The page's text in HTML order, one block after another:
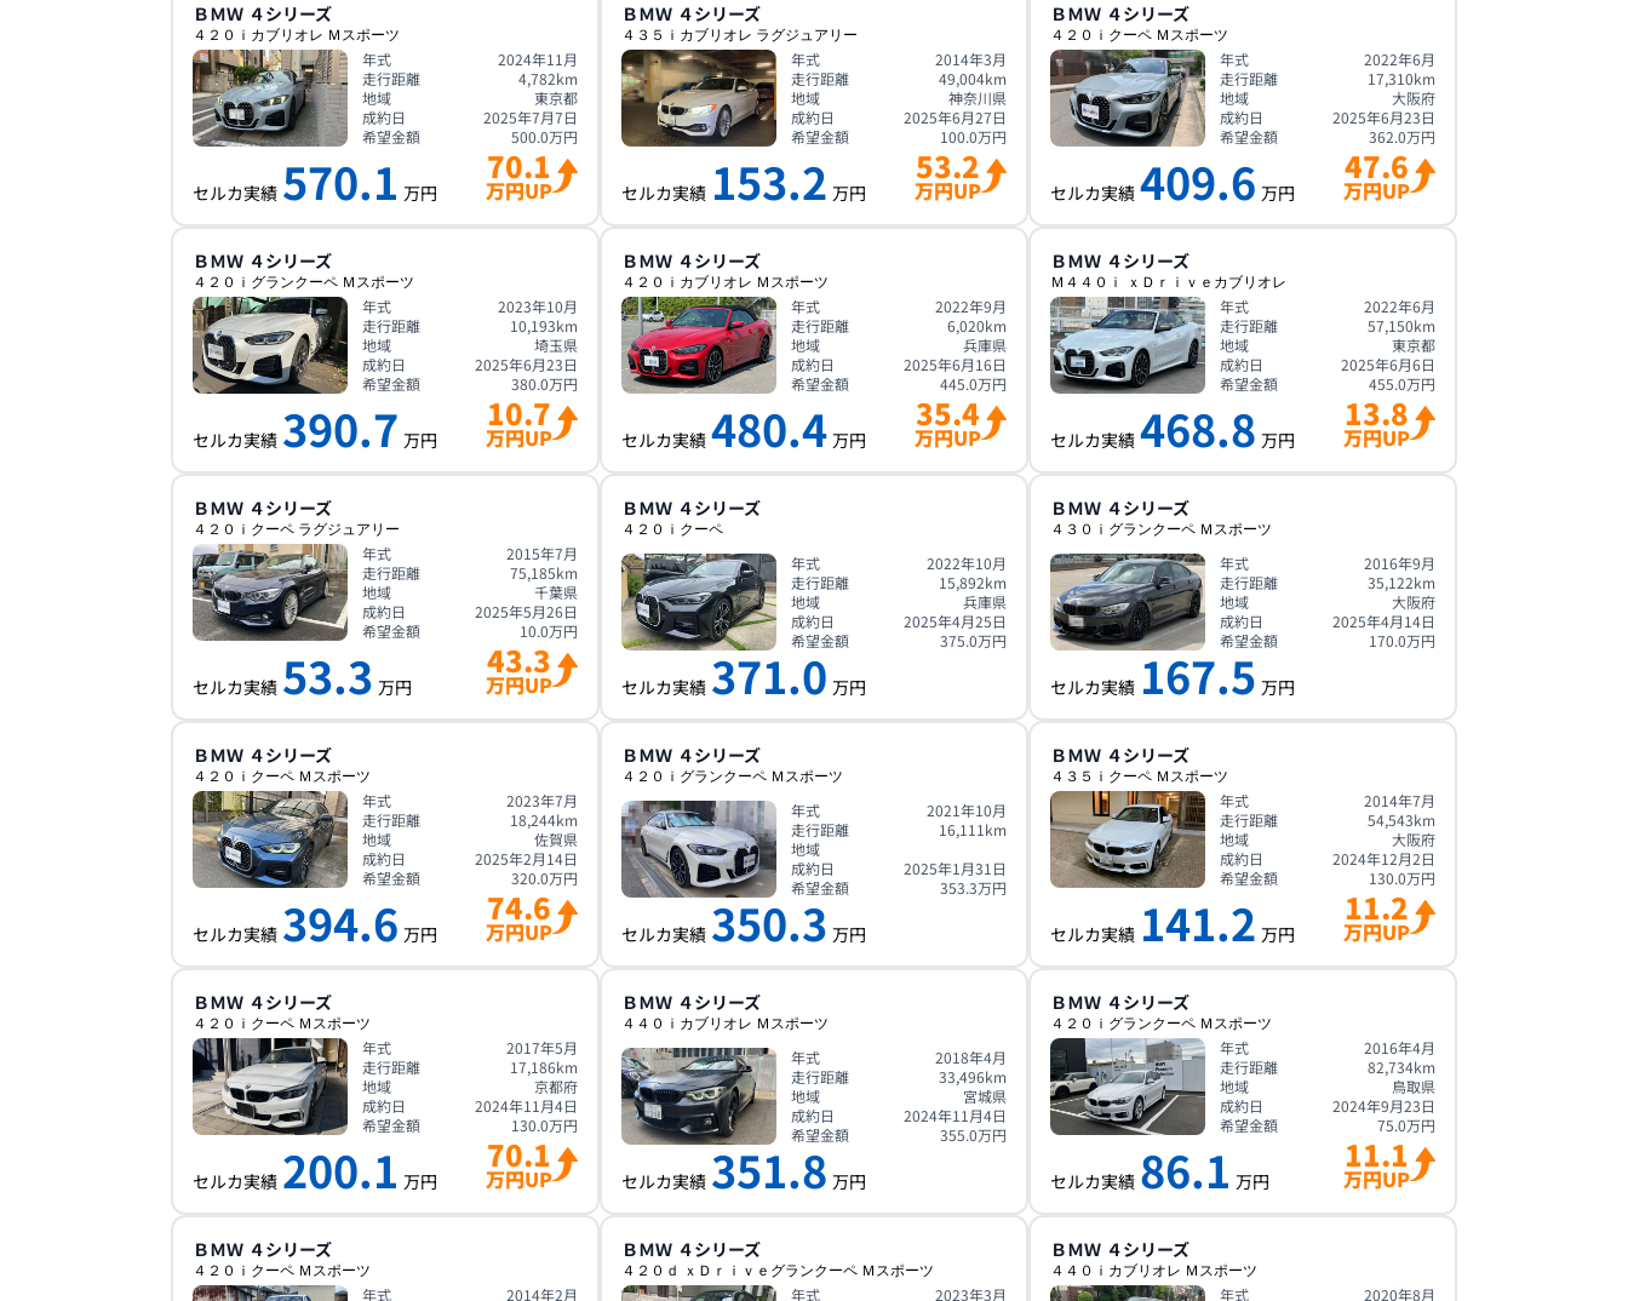
ＢＭＷ ４シリーズ
４２０ｉカブリオレ Ｍスポーツ
年式
2024年11月
走行距離
4,782km
地域
東京都
成約日
2025年7月7日
希望金額
500.0万円
セルカ実績 570.1 万円
70.1
万円UP
ＢＭＷ ４シリーズ
４３５ｉカブリオレ ラグジュアリー
年式
2014年3月
走行距離
49,004km
地域
神奈川県
成約日
2025年6月27日
希望金額
100.0万円
セルカ実績 153.2 万円
53.2
万円UP
ＢＭＷ ４シリーズ
４２０ｉクーペ Ｍスポーツ
年式
2022年6月
走行距離
17,310km
地域
大阪府
成約日
2025年6月23日
希望金額
362.0万円
セルカ実績 409.6 万円
47.6
万円UP
ＢＭＷ ４シリーズ
４２０ｉグランクーペ Ｍスポーツ
年式
2023年10月
走行距離
10,193km
地域
埼玉県
成約日
2025年6月23日
希望金額
380.0万円
セルカ実績 390.7 万円
10.7
万円UP
ＢＭＷ ４シリーズ
４２０ｉカブリオレ Ｍスポーツ
年式
2022年9月
走行距離
6,020km
地域
兵庫県
成約日
2025年6月16日
希望金額
445.0万円
セルカ実績 480.4 万円
35.4
万円UP
ＢＭＷ ４シリーズ
Ｍ４４０ｉ ｘＤｒｉｖｅカブリオレ
年式
2022年6月
走行距離
57,150km
地域
東京都
成約日
2025年6月6日
希望金額
455.0万円
セルカ実績 468.8 万円
13.8
万円UP
ＢＭＷ ４シリーズ
４２０ｉクーペ ラグジュアリー
年式
2015年7月
走行距離
75,185km
地域
千葉県
成約日
2025年5月26日
希望金額
10.0万円
セルカ実績 53.3 万円
43.3
万円UP
ＢＭＷ ４シリーズ
４２０ｉクーペ
年式
2022年10月
走行距離
15,892km
地域
兵庫県
成約日
2025年4月25日
希望金額
375.0万円
セルカ実績 371.0 万円
ＢＭＷ ４シリーズ
４３０ｉグランクーペ Ｍスポーツ
年式
2016年9月
走行距離
35,122km
地域
大阪府
成約日
2025年4月14日
希望金額
170.0万円
セルカ実績 167.5 万円
ＢＭＷ ４シリーズ
４２０ｉクーペ Ｍスポーツ
年式
2023年7月
走行距離
18,244km
地域
佐賀県
成約日
2025年2月14日
希望金額
320.0万円
セルカ実績 394.6 万円
74.6
万円UP
ＢＭＷ ４シリーズ
４２０ｉグランクーペ Ｍスポーツ
年式
2021年10月
走行距離
16,111 km
地域
成約日
2025年1月31日
希望金額
353.3万円
セルカ実績 350.3 万円
ＢＭＷ ４シリーズ
４３５ｉクーペ Ｍスポーツ
年式
2014年7月
走行距離
54,543km
地域
大阪府
成約日
2024年12月2日
希望金額
130.0万円
セルカ実績 141.2 万円
11.2
万円UP
ＢＭＷ ４シリーズ
４２０ｉクーペ Ｍスポーツ
年式
2017年5月
走行距離
17,186km
地域
京都府
成約日
2024年11月4日
希望金額
130.0万円
セルカ実績 200.1 万円
70.1
万円UP
ＢＭＷ ４シリーズ
４４０ｉカブリオレ Ｍスポーツ
年式
2018年4月
走行距離
33,496km
地域
宮城県
成約日
2024年11月4日
希望金額
355.0万円
セルカ実績 351.8 万円
ＢＭＷ ４シリーズ
４２０ｉグランクーペ Ｍスポーツ
年式
2016年4月
走行距離
82,734km
地域
鳥取県
成約日
2024年9月23日
希望金額
75.0万円
セルカ実績 86.1 万円
11.1
万円UP
ＢＭＷ ４シリーズ
４２０ｉクーペ Ｍスポーツ
年式 2014年2月
ＢＭＷ ４シリーズ
４２０ｄ ｘＤｒｉｖｅグランクーペ Ｍスポーツ
年式 2023年3月
ＢＭＷ ４シリーズ
４４０ｉカブリオレ Ｍスポーツ
年式 2020年8月